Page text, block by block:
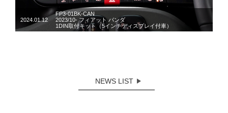
2024.01.12
FP3-01BK-CAN
2023/10- フィアット パンダ
1DIN取付キット（5インチディスプレイ付車）
NEWS LIST